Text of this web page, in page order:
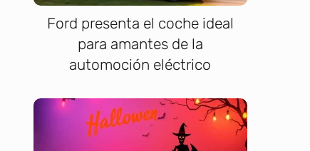
Ford presenta el coche ideal
para amantes de la
automoción eléctrico